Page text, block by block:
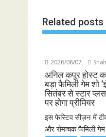
Related posts
2026/08/07
अनिल कपूर होस्ट
बड़ा फैमिली गेम शो
सितंबर से स्टार
पर होगा प्रीमियर
इस फेस्टिव सीज़न में
और रोमांचक फैमिली